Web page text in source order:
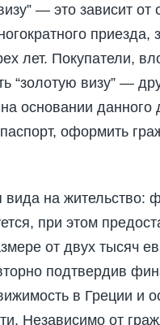
— это зависит
приезда,
лет. Покупатели,
“золотую визу” —
основании данного
оформить
на жительство:
при этом
от двух тысяч
подтвердив
в Греции и
Независимо от